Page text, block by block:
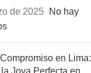
de 2025
No hay
en Lima:
Joya Perfecta en